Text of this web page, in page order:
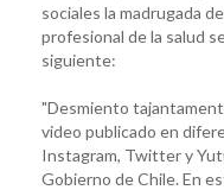
sociales la madrugada
profesional de la salud
siguiente:
"Desmiento
video publicado en
Instagram, Twitter y
Gobierno de Chile. En